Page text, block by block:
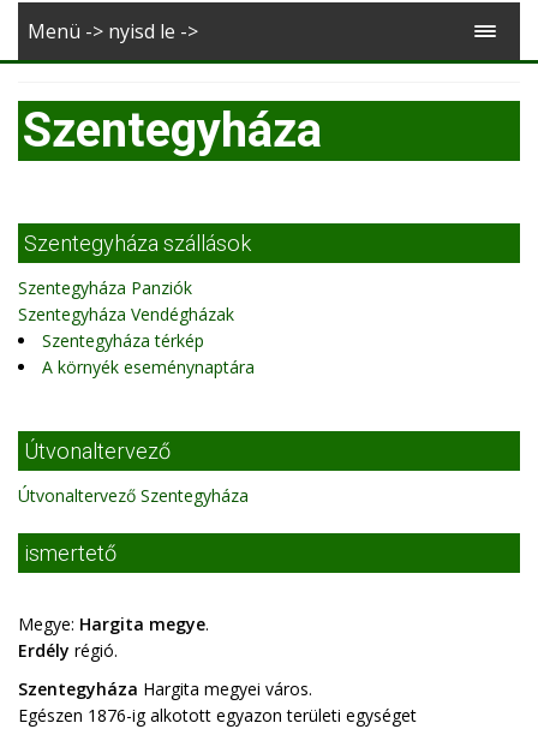
Deutsch
Romana
Menü -> nyisd le ->
Szentegyháza
Szentegyháza szállások
Szentegyháza Panziók
Szentegyháza Vendégházak
Szentegyháza térkép
A környék eseménynaptára
Útvonaltervező
Útvonaltervező Szentegyháza
ismertető
Megye: Hargita megye.
Erdély régió.
Szentegyháza Hargita megyei város.
Egészen 1876-ig alkotott egyazon területi egységet